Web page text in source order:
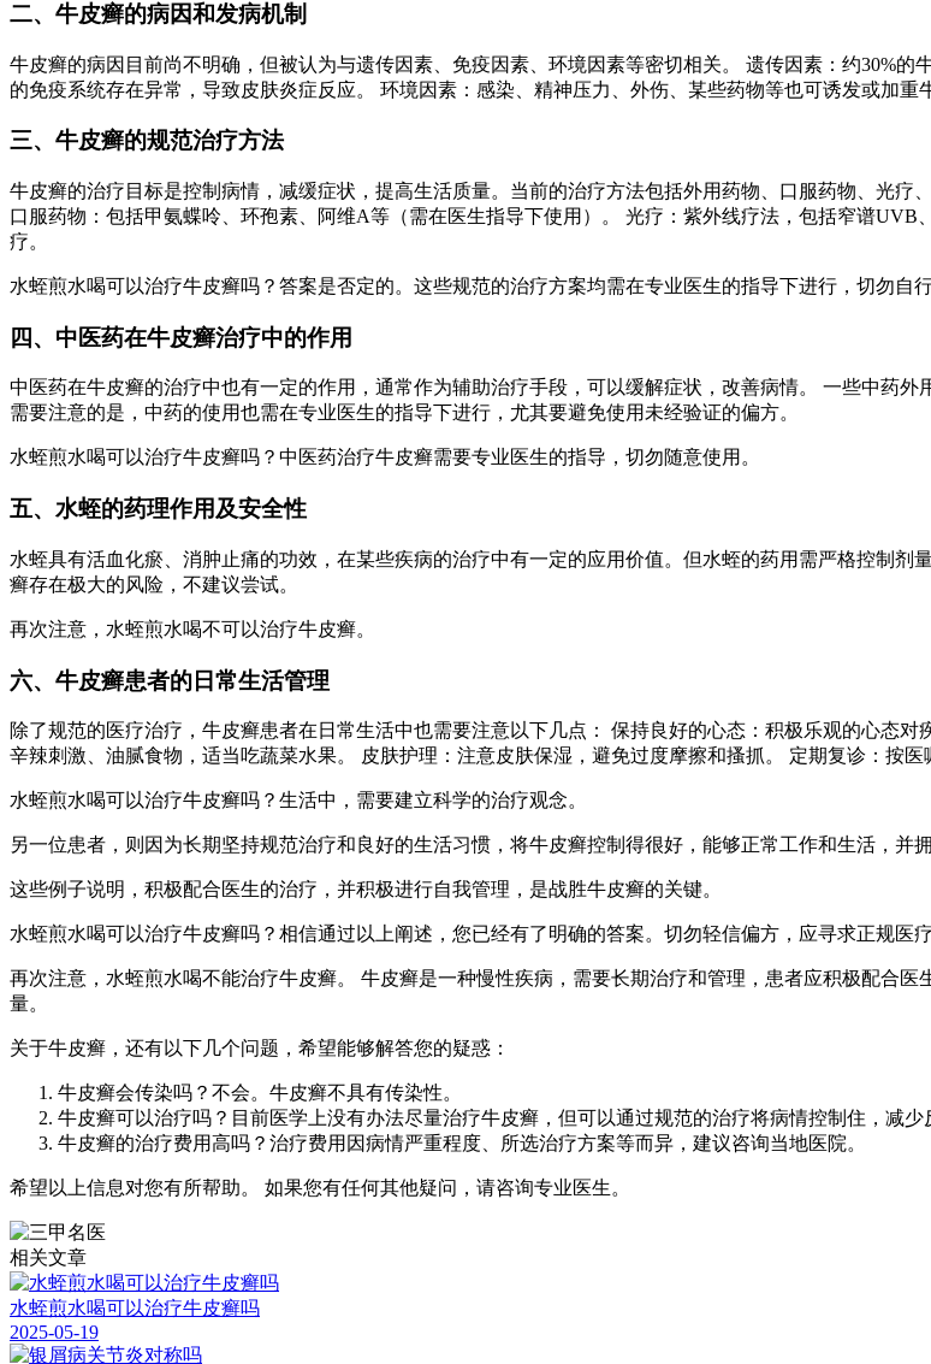
二、牛皮癣的病因和发病机制
牛皮癣的病因目前尚不明确，但被认为与遗传因素、免疫因素、环境因素等密切相关。 遗传因素：约30%
的免疫系统存在异常，导致皮肤炎症反应。 环境因素：感染、精神压力、外伤、某些药物等也可诱发或加重
三、牛皮癣的规范治疗方法
牛皮癣的治疗目标是控制病情，减缓症状，提高生活质量。当前的治疗方法包括外用药物、口服药物、光疗
口服药物：包括甲氨蝶呤、环孢素、阿维A等（需在医生指导下使用）。 光疗：紫外线疗法，包括窄谱
疗。
水蛭煎水喝可以治疗牛皮癣吗？答案是否定的。这些规范的治疗方案均需在专业医生的指导下进行，切勿自行
四、中医药在牛皮癣治疗中的作用
中医药在牛皮癣的治疗中也有一定的作用，通常作为辅助治疗手段，可以缓解症状，改善病情。 一些中药
需要注意的是，中药的使用也需在专业医生的指导下进行，尤其要避免使用未经验证的偏方。
水蛭煎水喝可以治疗牛皮癣吗？中医药治疗牛皮癣需要专业医生的指导，切勿随意使用。
五、水蛭的药理作用及安全性
水蛭具有活血化瘀、消肿止痛的功效，在某些疾病的治疗中有一定的应用价值。但水蛭的药用需严格控制
癣存在极大的风险，不建议尝试。
再次注意，水蛭煎水喝不可以治疗牛皮癣。
六、牛皮癣患者的日常生活管理
除了规范的医疗治疗，牛皮癣患者在日常生活中也需要注意以下几点： 保持良好的心态：积极乐观的心态
辛辣刺激、油腻食物，适当吃蔬菜水果。 皮肤护理：注意皮肤保湿，避免过度摩擦和搔抓。 定期复诊：按
水蛭煎水喝可以治疗牛皮癣吗？生活中，需要建立科学的治疗观念。
另一位患者，则因为长期坚持规范治疗和良好的生活习惯，将牛皮癣控制得很好，能够正常工作和生活，并
这些例子说明，积极配合医生的治疗，并积极进行自我管理，是战胜牛皮癣的关键。
水蛭煎水喝可以治疗牛皮癣吗？相信通过以上阐述，您已经有了明确的答案。切勿轻信偏方，应寻求正规医疗
再次注意，水蛭煎水喝不能治疗牛皮癣。 牛皮癣是一种慢性疾病，需要长期治疗和管理，患者应积极配合
量。
关于牛皮癣，还有以下几个问题，希望能够解答您的疑惑：
牛皮癣会传染吗？不会。牛皮癣不具有传染性。
牛皮癣可以治疗吗？目前医学上没有办法尽量治疗牛皮癣，但可以通过规范的治疗将病情控制住，减少
牛皮癣的治疗费用高吗？治疗费用因病情严重程度、所选治疗方案等而异，建议咨询当地医院。
希望以上信息对您有所帮助。 如果您有任何其他疑问，请咨询专业医生。
相关文章
水蛭煎水喝可以治疗牛皮癣吗
2025-05-19